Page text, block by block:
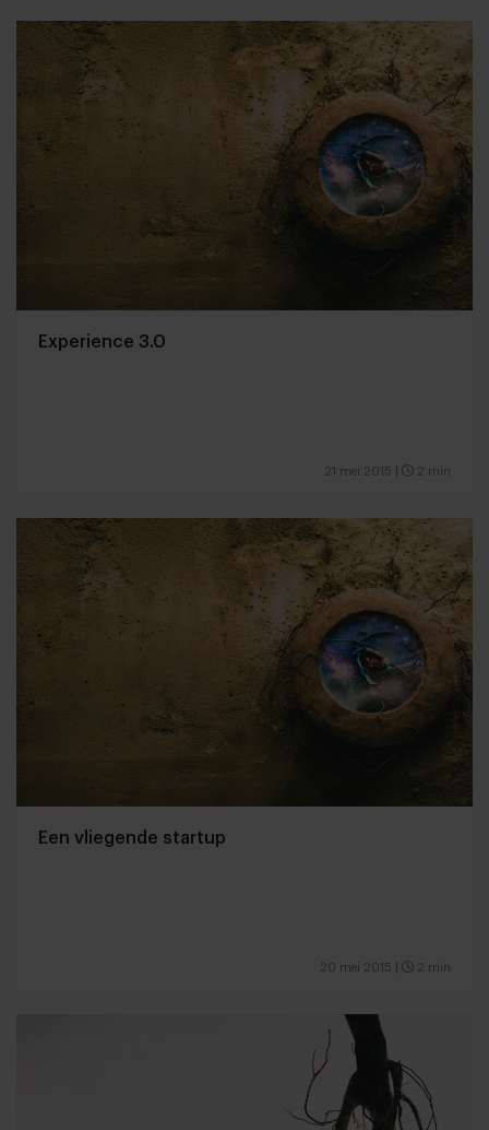
Experience 3.0
21 mei 2015 2 min
Een vliegende startup
20 mei 2015 2 min